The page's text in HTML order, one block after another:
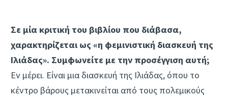
Σε μία κριτική του βιβλίου που διάβασα,
χαρακτηρίζεται ως «η φεμινιστική διασκευή της
Ιλιάδας». Συμφωνείτε με την προσέγγιση αυτή;
Εν μέρει. Είναι μια διασκευή της Ιλιάδας, όπου το
κέντρο βάρους μετακινείται από τους πολεμικούς